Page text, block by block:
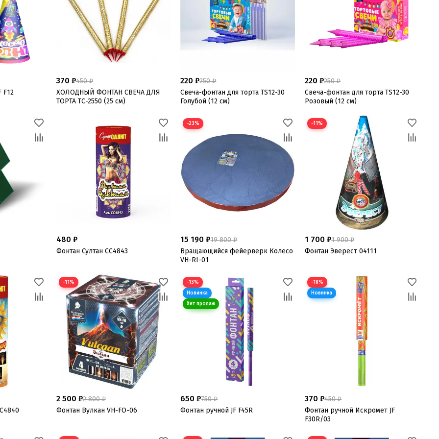
F12
370 ₽450 ₽
ХОЛОДНЫЙ ФОНТАН СВЕЧА ДЛЯ
ТОРТА ТС-2550 (25 см)
220 ₽250 ₽
Свеча-фонтан для торта TS12-30
Голубой (12 см)
220 ₽250 ₽
Свеча-фонтан для торта TS12-30
Розовый (12 см)
480 ₽
Фонтан Султан СС4843
−23%
15 190 ₽19 800 ₽
Вращающийся фейерверк Колесо
VH-RI-01
−11%
1 700 ₽1 900 ₽
Фонтан Эверест 04111
−11%
2 500 ₽2 800 ₽
Фонтан Вулкан VH-FO-06
−13%
650 ₽750 ₽
Фонтан ручной JF F45R
−18%
370 ₽450 ₽
Фонтан ручной Искромет JF
F30R/03